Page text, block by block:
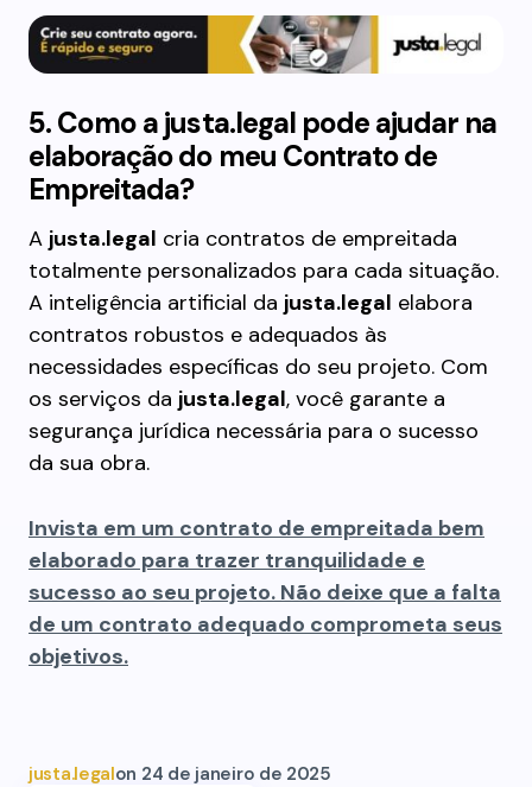
5. Como a justa.legal podeajudar na
elaboração do meu Contrato de
Empreitada?
A justa.legal cria contratos de empreitada
totalmente personalizados para cada situação.
A inteligência artificial da justa.legal elabora
contratos robustos e adequados às
necessidades específicas do seu projeto. Com
os serviços da justa.legal, você garante a
segurança jurídica necessária para o sucesso
da sua obra.
Invista em um contrato de empreitada bem
elaborado para trazer tranquilidade e
sucesso ao seu projeto. Não deixe que a falta
de um contrato adequado comprometa seus
objetivos.
justa.legalon 24 de janeiro de 2025